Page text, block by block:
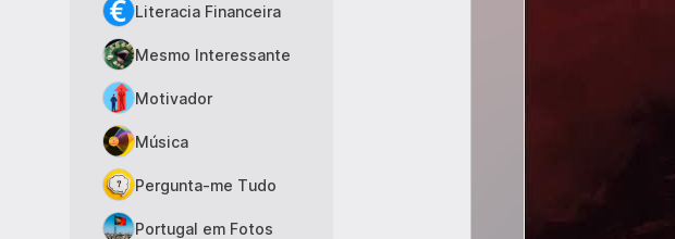
Literacia Financeira
Mesmo Interessante
Motivador
Música
Pergunta-me Tudo
Portugal em Fotos